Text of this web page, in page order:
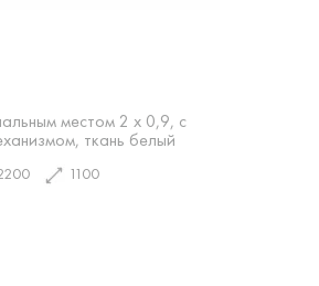
местом 2 х 0,9, с
ткань белый
1100